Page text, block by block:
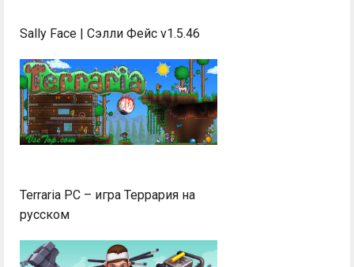
Sally Face | Сэлли Фейс v1.5.46
Terraria PC – игра Террария на
русском